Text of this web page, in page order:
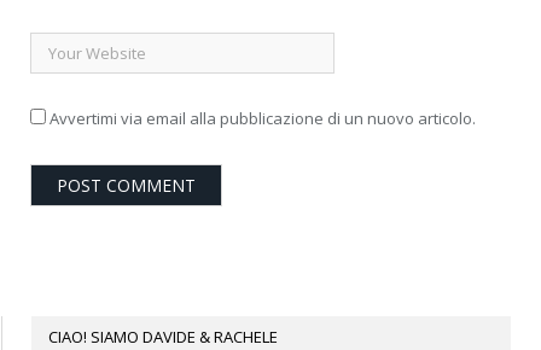
Avvertimi via email alla pubblicazione di un nuovo articolo.
CIAO! SIAMO DAVIDE & RACHELE